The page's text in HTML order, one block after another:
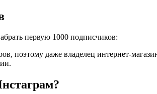
первую 1000 подписчиков:
поэтому даже владелец интернет-